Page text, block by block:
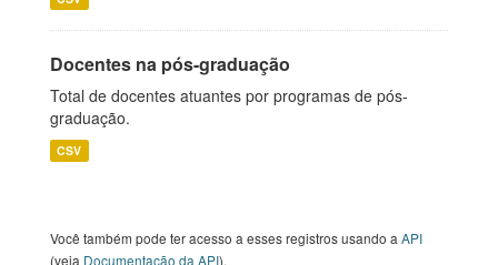
Docentes na pós-graduação
Total de docentes atuantes por programas de pós-
graduação.
CSV
Você também pode ter acesso a esses registros usando a API
(veja Documentação da API).